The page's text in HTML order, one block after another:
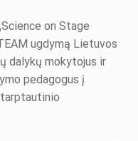
on Stage
ugdymą Lietuvos
dalykų mokytojus ir
pedagogus į